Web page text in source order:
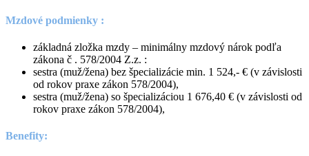
Mzdové podmienky :
základná zložka mzdy – minimálny mzdový nárok podľa
zákona č . 578/2004 Z.z. :
sestra (muž/žena) bez špecializácie min. 1 524,- € (v závislosti
od rokov praxe zákon 578/2004),
sestra (muž/žena) so špecializáciou 1 676,40 € (v závislosti od
rokov praxe zákon 578/2004),
Benefity: